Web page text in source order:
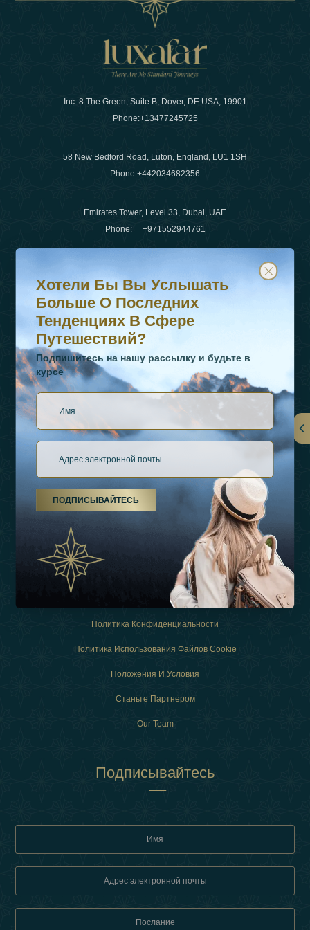
Inc. 8 The Green, Suite B, Dover, DE USA, 19901
Phone:+13477245725
58 New Bedford Road, Luton, England, LU1 1SH
Phone:+442034682356
Emirates Tower, Level 33, Dubai, UAE
Phone: +971552944761
WhatsApp Нет :+442034682356
+971552944761
О Нас
Виды Отдыха
Связаться
Политика Конфиденциальности
Политика Использования Файлов Cookie
Положения И Условия
Станьте Партнером
Our Team
Подписывайтесь
Хотели бы вы услышать больше о последних
Подпишитесь на нашу рассылку и будьте в курсе
Хотели Бы Вы Услышать
Больше О Последних
Тенденциях В Сфере
Путешествий?
Подпишитесь на нашу рассылку и будьте в
курсе
ПОДПИСЫВАЙТЕСЬ